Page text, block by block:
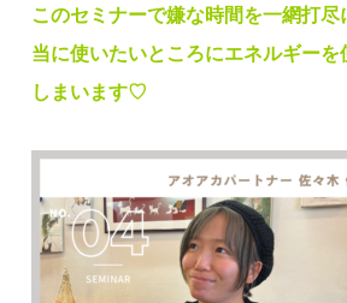
このセミナーで嫌な時間を一網打
当に使いたいところにエネルギーを
しまいます♡